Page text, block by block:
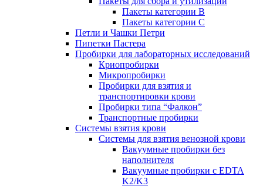
Пакеты категории B
Пакеты категории C
Петли и Чашки Петри
Пипетки Пастера
Пробирки для лабораторных исследований
Криопробирки
Микропробирки
Пробирки для взятия и
транспортировки крови
Пробирки типа “Фалкон”
Транспортные пробирки
Системы взятия крови
Системы для взятия венозной крови
Вакуумные пробирки без
наполнителя
Вакуумные пробирки с EDTA
K2/K3